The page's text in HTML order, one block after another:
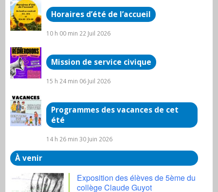
Horaires d’été de l’accueil
10 h 00 min 22 Juil 2026
Mission de service civique
15 h 24 min 06 Juil 2026
Programmes des vacances de cet
été
14 h 26 min 30 Juin 2026
À venir
Exposition des élèves de 5ème du
collège Claude Guyot